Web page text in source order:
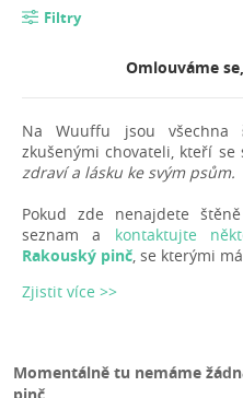
Filtry
Omlouváme
Na Wuuffu jsou všechna
zkušenými chovateli, kteří
zdraví a lásku ke svým psům.
Pokud zde nenajdete
seznam a kontaktujte
Rakouský pinč, se kterými
Zjistit více >>
Momentálně tu nemáme